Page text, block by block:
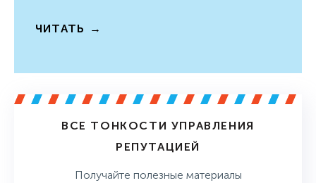
ЧИТАТЬ
ВСЕ ТОНКОСТИ УПРАВЛЕНИЯ
РЕПУТАЦИЕЙ
Получайте полезные материалы